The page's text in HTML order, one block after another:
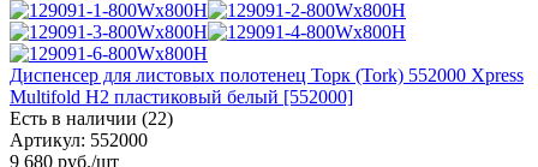
Диспенсер для листовых полотенец Торк (Tork) 552000 Xpress
Multifold H2 пластиковый белый [552000]
Есть в наличии (22)
Артикул: 552000
9 680 руб./шт